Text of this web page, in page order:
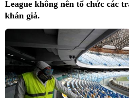
League không nên tổ chức các
khán giả.